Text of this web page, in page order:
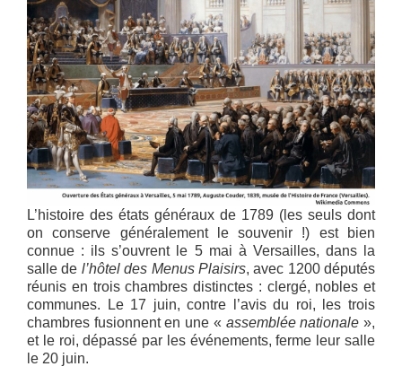
L’histoire des états généraux de 1789 (les seuls dont
on conserve généralement le souvenir !) est bien
connue : ils s’ouvrent le 5 mai à Versailles, dans la
salle de l’hôtel des Menus Plaisirs, avec 1200 députés
réunis en trois chambres distinctes : clergé, nobles et
communes. Le 17 juin, contre l’avis du roi, les trois
chambres fusionnent en une « assemblée nationale»,
et le roi, dépassé par les événements, ferme leur salle
le 20 juin.